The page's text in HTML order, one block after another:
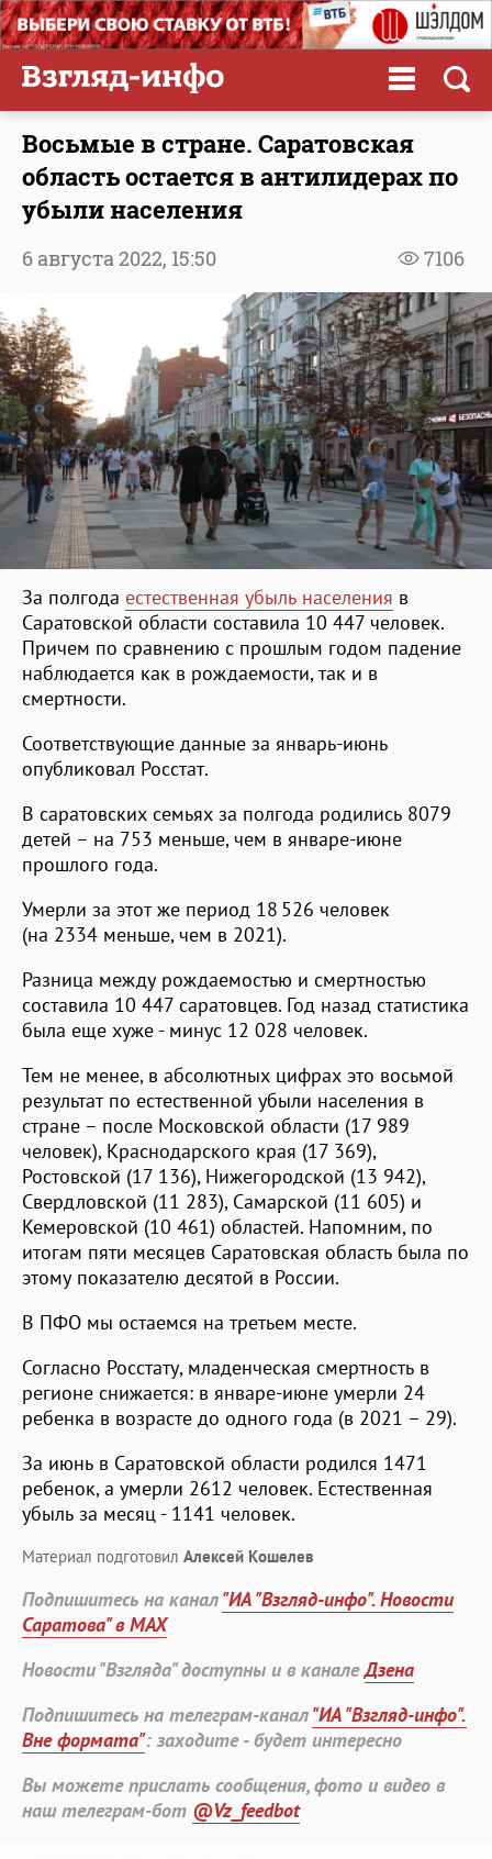
Восьмые в стране. Саратовская
область остается в антилидерах по
убыли населения
7106
6 августа 2022, 15:50
За полгода естественная убыль населения в
Саратовской области составила 10 447 человек.
Причем по сравнению с прошлым годом падение
наблюдается как в рождаемости, так и в
смертности.
Соответствующие данные за январь-июнь
опубликовал Росстат.
В саратовских семьях за полгода родились 8079
детей – на 753 меньше, чем в январе-июне
прошлого года.
Умерли за этот же период 18 526 человек
(на 2334 меньше, чем в 2021).
Разница между рождаемостью и смертностью
составила 10 447 саратовцев. Год назад статистика
была еще хуже - минус 12 028 человек.
Тем не менее, в абсолютных цифрах это восьмой
результат по естественной убыли населения в
стране – после Московской области (17 989
человек), Краснодарского края (17 369),
Ростовской (17 136), Нижегородской (13 942),
Свердловской (11 283), Самарской (11 605) и
Кемеровской (10 461) областей. Напомним, по
итогам пяти месяцев Саратовская область была по
этому показателю десятой в России.
В ПФО мы остаемся на третьем месте.
Согласно Росстату, младенческая смертность в
регионе снижается: в январе-июне умерли 24
ребенка в возрасте до одного года (в 2021 – 29).
За июнь в Саратовской области родился 1471
ребенок, а умерли 2612 человек. Естественная
убыль за месяц - 1141 человек.
Материал подготовил Алексей Кошелев
Подпишитесь на канал"ИА "Взгляд-инфо". Новости
Саратова" в MAX
Новости "Взгляда" доступны и в каналеДзена
Подпишитесь на телеграм-канал"ИА "Взгляд-инфо".
Вне формата": заходите - будет интересно
Вы можете прислать сообщения, фото и видео в
наш телеграм-бот @Vz_feedbot